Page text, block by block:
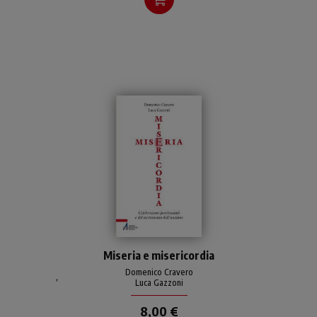
celebrazioni comunitarie
penitenziali pensate per
fanciulli, giovani, adulti,
Miseria e misericordia
Domenico Cravero
,
Luca Gazzoni
8,00 €